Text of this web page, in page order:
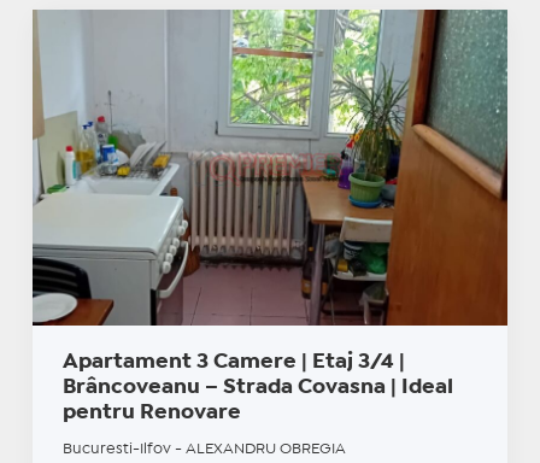
Apartament 3 Camere | Etaj 3/4 |
Brâncoveanu – Strada Covasna | Ideal
pentru Renovare
Bucuresti-Ilfov - ALEXANDRU OBREGIA